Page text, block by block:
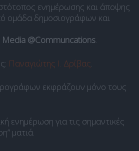
ενημέρωσης και άποψης
ομάδα δημοσιογράφων και
Media @Communcations.
Παναγιώτης Ι. Δρίβας.
εκφράζουν μόνο τους
ενημέρωση για τις σημαντικές
ματιά.